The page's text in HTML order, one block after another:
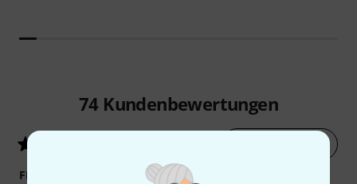
74 Kundenbewertungen
FEATURES